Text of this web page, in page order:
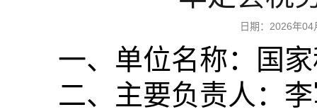
日期：2026年
一、单位名称：国
二、主要负责人：